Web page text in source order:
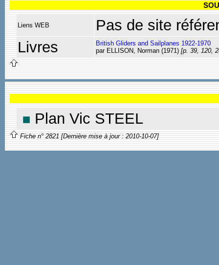
Liens WEB
Pas de site
Livres
British Gliders and Sailplanes 1922-1970
par ELLISON, Norman (1971) [p. 39, 120,
Plan Vic STEEL
Fiche n° 2821 [Dernière mise à jour : 2010-10-07]